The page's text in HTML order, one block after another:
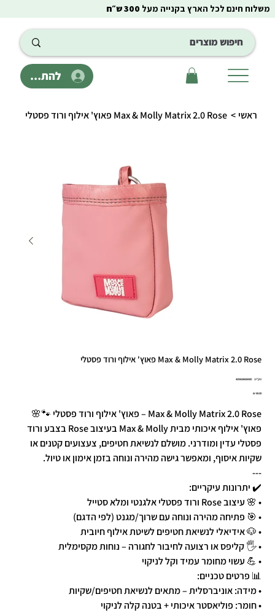
להתחבר
משלוח חינם לכל הארץ בקנייה מעל 300 ש״ח
ראשי > Max & Molly Matrix 2.0 Rose פאוץ' אילוף ורוד פסטלי
Max & Molly Matrix 2.0 Rose פאוץ' אילוף ורוד פסטלי
מק"ט:
מק"ט
4255636826500
מחיר‏89.00 ‏₪
Max & Molly Matrix 2.0 Rose – פאוץ' אילוף ורוד פסטלי 🐾🌸
פאוץ' אילוף איכותי מבית Max & Molly בעיצוב Rose בצבע ורוד
פסטלי עדין ומודרני. מושלם לנשיאת חטיפים, צעצועים קטנים או
שקיות איסוף, ומאפשר גישה מהירה ונוחה בזמן אימון או טיול.
---
✔️ יתרונות עיקריים:
• 🌸 עיצוב Rose ורוד פסטלי אלגנטי ומלא סטייל
• 🎯 פתיחה מהירה ונוחה עם שרוך/מגנט (לפי הדגם)
• 🐶 אידיאלי לנשיאת חטיפים לשיטת אילוף חיובית
• 🖐️ קליפס או רצועה לחיבור לחגורה – נוחות מקסימלית
• 💪 עשוי מחומר עמיד וקל לניקוי
📊 פרטים טכניים:
• מידה: אוניברסלית – מתאים לנשיאת חטיפים/שקיות
• חומר: פוליאסטר איכותי + בטנה קלה לניקוי